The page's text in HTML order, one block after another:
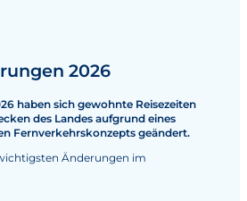
2026
haben sich gewohnte Reisezeiten
des Landes aufgrund eines
Fernverkehrskonzepts geändert.
Änderungen im